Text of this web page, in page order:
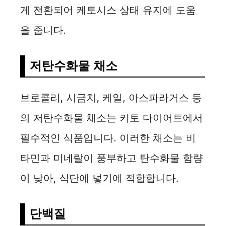
게 전환되어 케토시스 상태 유지에 도움
을 줍니다.
저탄수화물 채소
브로콜리, 시금치, 케일, 아스파라거스 등
의 저탄수화물 채소는 키토 다이어트에서
필수적인 식품입니다. 이러한 채소는 비
타민과 미네랄이 풍부하고 탄수화물 함량
이 낮아, 식단에 넣기에 적합합니다.
단백질